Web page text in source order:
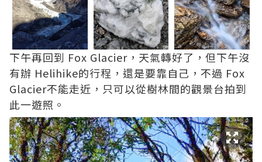
下午再回到 Fox Glacier，天氣轉好了，但下午沒
有辦 Helihike的行程，還是要靠自己，不過 Fox
Glacier不能走近，只可以從樹林間的觀景台拍到
此一遊照。